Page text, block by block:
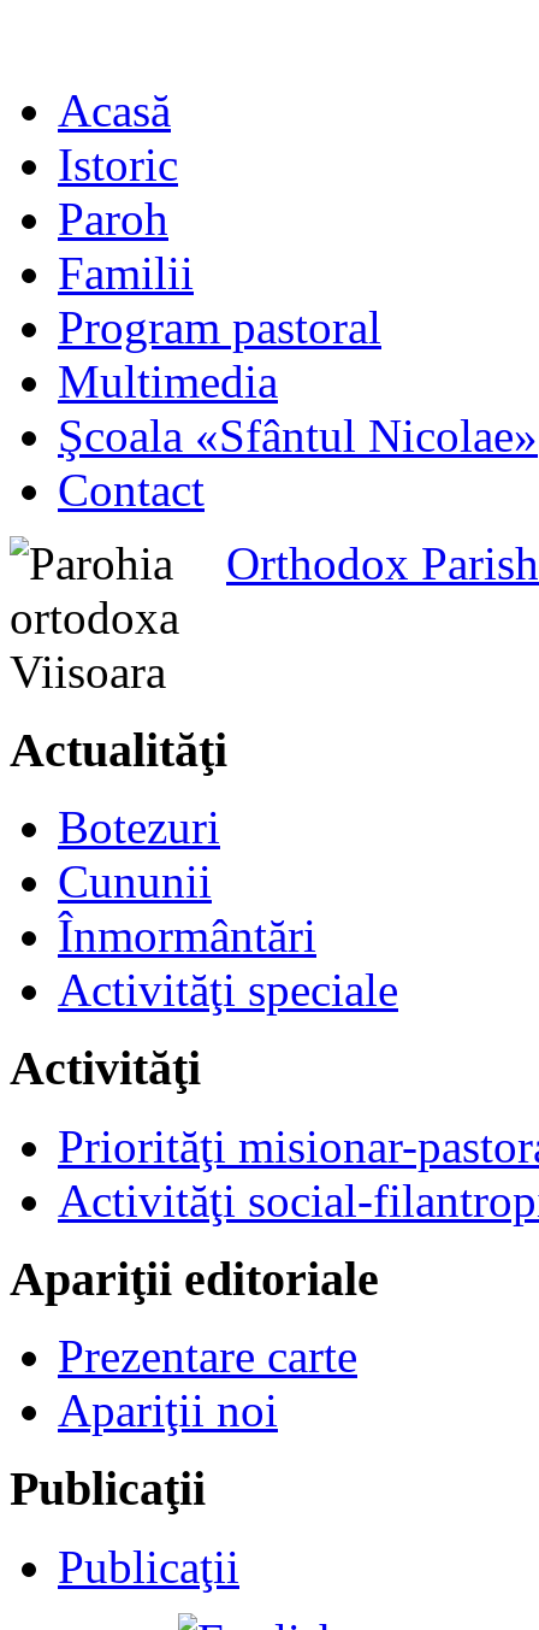
Acasă
Istoric
Paroh
Familii
Program pastoral
Multimedia
Şcoala «Sfântul Nicolae»
Contact
Orthodox
Actualităţi
Botezuri
Cununii
Înmormântări
Activităţi speciale
Activităţi
Priorităţi misionar-
Activităţi social-
Apariţii editoriale
Prezentare carte
Apariţii noi
Publicaţii
Publicaţii